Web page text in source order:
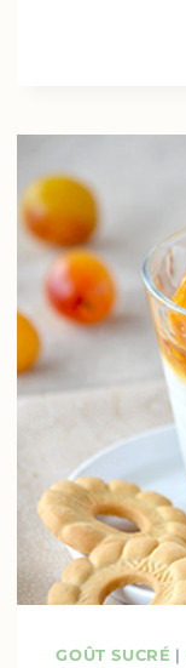
GOÛT SUCRÉ |